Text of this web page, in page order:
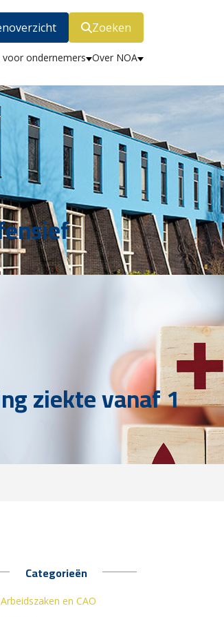
Zoeken
voor ondernemers Over NOA
ziekte vanaf 1
Categorieën
Arbeidszaken en CAO